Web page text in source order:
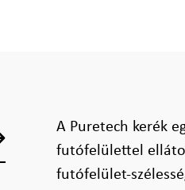
A Puretech kerék
futófelülettel
futófelület-